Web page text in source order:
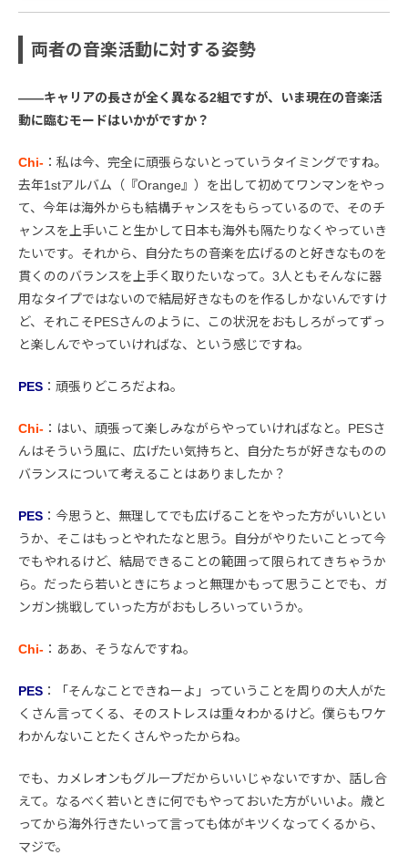
両者の音楽活動に対する姿勢
――キャリアの長さが全く異なる2組ですが、いま現在の音楽活
動に臨むモードはいかがですか？
Chi- ：私は今、完全に頑張らないとっていうタイミングですね。
去年1stアルバム（『Orange』）を出して初めてワンマンをやっ
て、今年は海外からも結構チャンスをもらっているので、そのチ
ャンスを上手いこと生かして日本も海外も隔たりなくやっていき
たいです。それから、自分たちの音楽を広げるのと好きなものを
貫くののバランスを上手く取りたいなって。3人ともそんなに器
用なタイプではないので結局好きなものを作るしかないんですけ
ど、それこそPESさんのように、この状況をおもしろがってずっ
と楽しんでやっていければな、という感じですね。
PES ：頑張りどころだよね。
Chi- ：はい、頑張って楽しみながらやっていければなと。PESさ
んはそういう風に、広げたい気持ちと、自分たちが好きなものの
バランスについて考えることはありましたか？
PES ：今思うと、無理してでも広げることをやった方がいいとい
うか、そこはもっとやれたなと思う。自分がやりたいことって今
でもやれるけど、結局できることの範囲って限られてきちゃうか
ら。だったら若いときにちょっと無理かもって思うことでも、ガ
ンガン挑戦していった方がおもしろいっていうか。
Chi- ：ああ、そうなんですね。
PES ：「そんなことできねーよ」っていうことを周りの大人がた
くさん言ってくる、そのストレスは重々わかるけど。僕らもワケ
わかんないことたくさんやったからね。
でも、カメレオンもグループだからいいじゃないですか、話し合
えて。なるべく若いときに何でもやっておいた方がいいよ。歳と
ってから海外行きたいって言っても体がキツくなってくるから、
マジで。